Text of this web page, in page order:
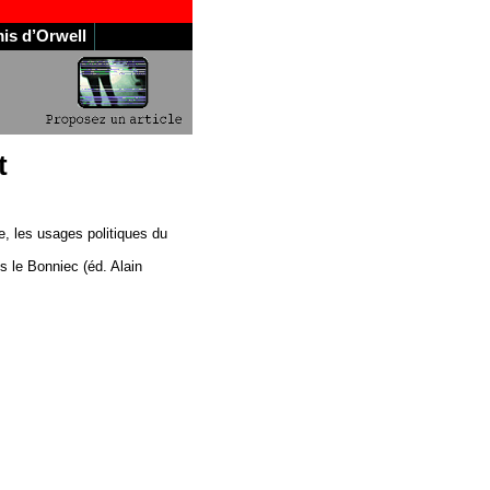
d’Orwell
les usages politiques du
le Bonniec (éd. Alain